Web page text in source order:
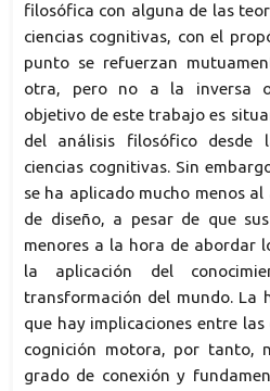
filosófica con alguna de las
ciencias cognitivas, con el
punto se refuerzan
otra, pero no a la inversa
objetivo de este trabajo es
del análisis filosófico desde
ciencias cognitivas. Sin
se ha aplicado mucho menos
de diseño, a pesar de que
menores a la hora de abordar
la aplicación del
transformación del mundo. La
que hay implicaciones entre las
cognición motora, por tanto,
grado de conexión y